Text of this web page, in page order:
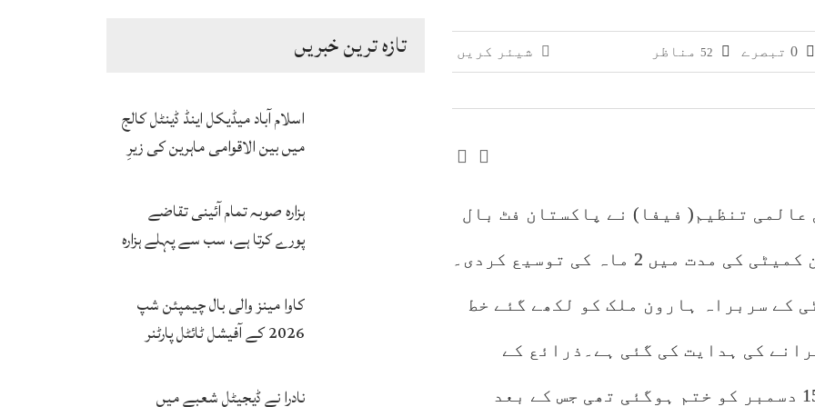
کے کاروباری گروپ کی ملکیت کا انکشاف
تازہ ترین خبریں
اسلام آباد میڈیکل اینڈ ڈینٹل کالج
میں بین الاقوامی ماہرین کی زیرِ
سرٹیفکیٹ پروگرام شروع
ہزارہ صوبہ تمام آئینی تقاضے
پورے کرتا ہے، سب سے پہلے ہزارہ
محمد یوسف
کاوا مینز والی بال چیمپئن شپ
2026 کے آفیشل ٹائٹل پارٹنر
فتح پر جشن
نادرا نے ڈیجیٹل شعبے میں
شیئر کریں 52 مناظر
عالمی تنظیم( فیفا) نے پاکستان فٹ بال
فیڈریشن ( پی ایف ایف) نارملائزیشن کمیٹی کی مدت میں 2 ماہ کی توسیع کردی۔
کے سربراہ ہارون ملک کو لکھے گئے خط
کرانے کی ہدایت کی گئی ہے۔ذرائع کے
مطابق نارملائزیشن کمیٹی کی مدت 15 دسمبر کو ختم ہوگئی تھی جس کے بعد